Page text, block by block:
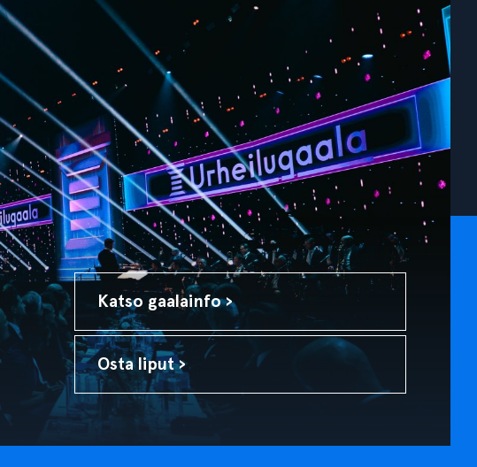
Katso gaalainfo ›
Osta liput ›